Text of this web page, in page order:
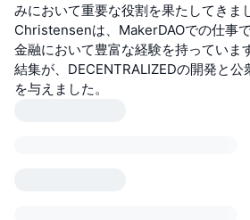
みにおいて重要な役割を果たしてきま
Christensenは、MakerDAOでの仕事
金融において豊富な経験を持っていま
結集が、DECENTRALIZEDの開発と
を与えました。